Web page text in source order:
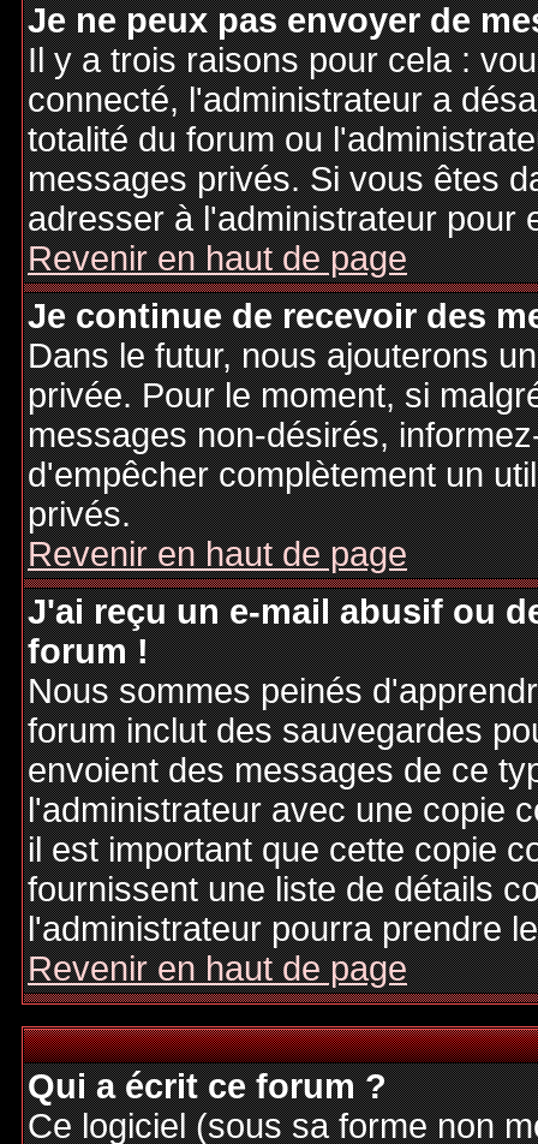
Je ne peux pas envoyer de
Il y a trois raisons pour cela :
connecté, l'administrateur a
totalité du forum ou
messages privés. Si vous êtes
adresser à l'administrateur pour
Revenir en haut de page
Je continue de recevoir des
Dans le futur, nous ajouterons
privée. Pour le moment, si
messages non-désirés,
d'empêcher complètement un
privés.
Revenir en haut de page
J'ai reçu un e-mail abusif ou
forum !
Nous sommes peinés
forum inclut des sauvegardes
envoient des messages de ce
l'administrateur avec une copie
il est important que cette copie
fournissent une liste de détails
l'administrateur pourra prendre
Revenir en haut de page
Qui a écrit ce forum ?
Ce logiciel (sous sa forme non